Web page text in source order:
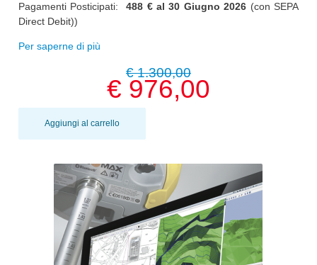
Pagamenti Posticipati:488 € al30 Giugno 2026 (con SEPA
Direct Debit))
Per saperne di più
€ 1.300,00
€ 976,00
Aggiungi al carrello